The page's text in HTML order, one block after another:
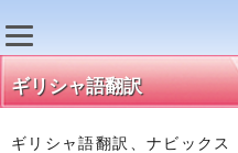
ギリシャ語翻訳
ギリシャ語翻訳、ナビックス